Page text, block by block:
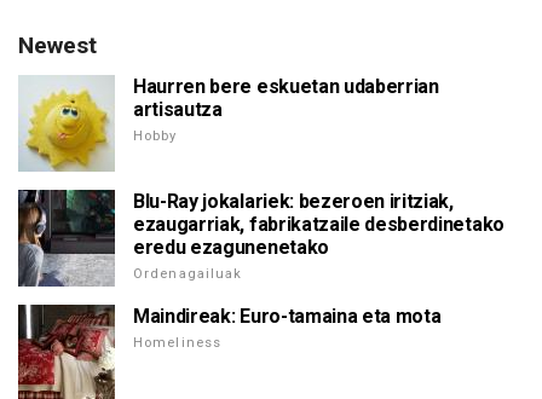
Newest
Haurren bere eskuetan udaberrian
artisautza
Hobby
Blu-Ray jokalariek: bezeroen iritziak,
ezaugarriak, fabrikatzaile desberdinetako
eredu ezagunenetako
Ordenagailuak
Maindireak: Euro-tamaina eta mota
Homeliness